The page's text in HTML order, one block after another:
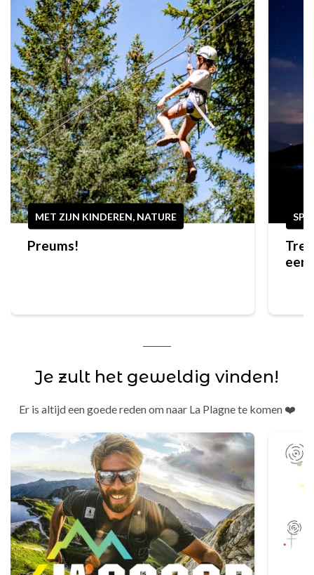
MET ZIJN KINDEREN, NATURE
Preums!
Je zult het geweldig vinden!
Er is altijd een goede reden om naar La Plagne te komen ❤️